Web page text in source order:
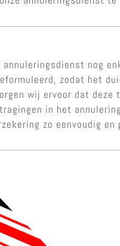
nog
zodat het
wij ervoor dat
in het
zo eenvoudig